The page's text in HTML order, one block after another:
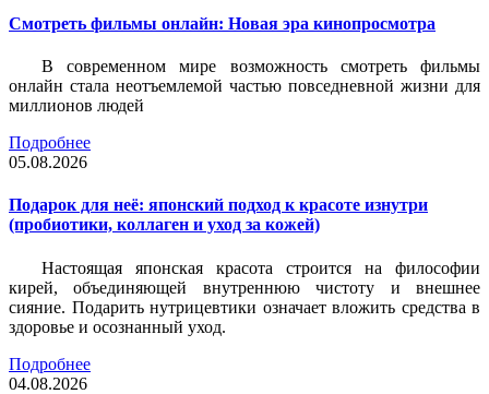
Смотреть фильмы онлайн: Новая эра кинопросмотра
В современном мире возможность смотреть фильмы
онлайн стала неотъемлемой частью повседневной жизни для
миллионов людей
Подробнее
05.08.2026
Подарок для неё: японский подход к красоте изнутри
(пробиотики, коллаген и уход за кожей)
Настоящая японская красота строится на философии
кирей, объединяющей внутреннюю чистоту и внешнее
сияние. Подарить нутрицевтики означает вложить средства в
здоровье и осознанный уход.
Подробнее
04.08.2026